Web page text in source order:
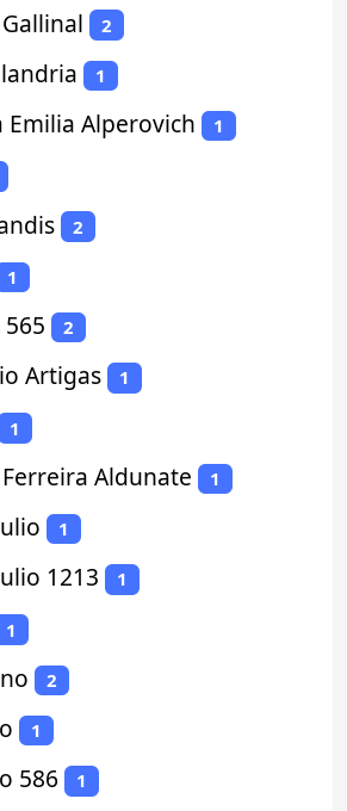
2
1
Alperovich 1
2
1
2
Artigas 1
1
Aldunate 1
1
1213 1
1
2
1
586 1